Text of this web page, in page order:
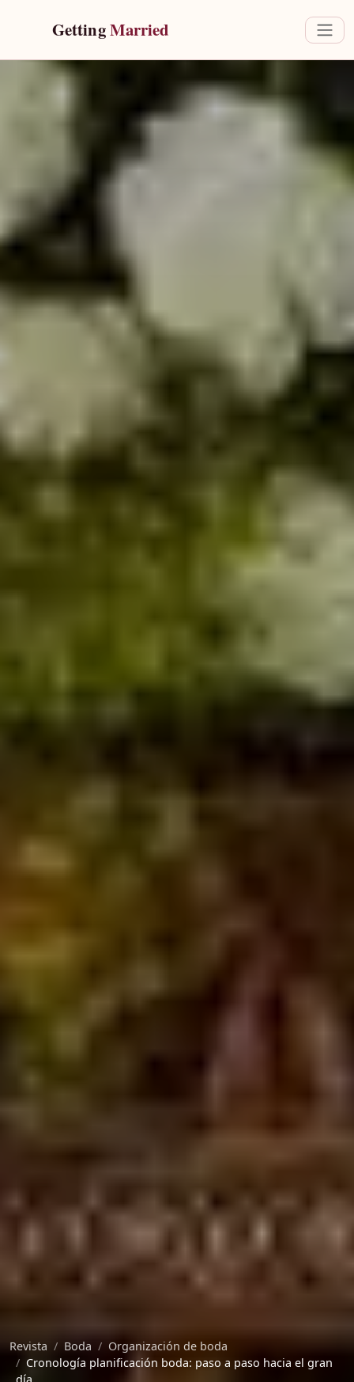
Getting Married
Revista Boda
Organización de boda
Cronología planificación boda: paso a paso hacia el gran